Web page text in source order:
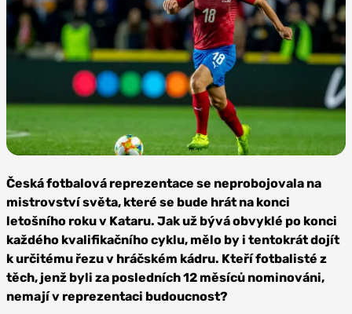
Slavia Praha
Česká fotbalová reprezentace se neprobojovala na
mistrovství světa, které se bude hrát na konci
letošního roku v Kataru. Jak už bývá obvyklé po konci
každého kvalifikačního cyklu, mělo by i tentokrát dojít
k určitému řezu v hráčském kádru. Kteří fotbalisté z
těch, jenž byli za posledních 12 měsíců nominováni,
nemají v reprezentaci budoucnost?